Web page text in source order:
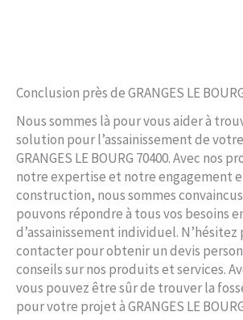
Conclusion près de GRANGES LE
Nous sommes là pour vous aider à
solution pour l’assainissement de
GRANGES LE BOURG 70400. Avec nos
notre expertise et notre engagement
construction, nous sommes
pouvons répondre à tous vos besoins
d’assainissement individuel. N’hésitez
contacter pour obtenir un devis
conseils sur nos produits et services.
vous pouvez être sûr de trouver la
pour votre projet à GRANGES LE